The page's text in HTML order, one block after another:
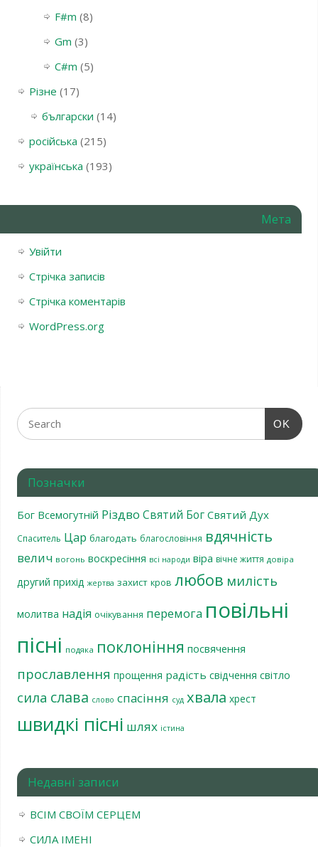
F#m (8)
Gm (3)
С#m (5)
Різне (17)
български (14)
російська (215)
українська (193)
Мета
Увійти
Стрічка записів
Стрічка коментарів
WordPress.org
OK
Позначки
Бог Всемогутній Різдво Святий Бог Святий Дух
Спаситель Цар благодать благословіння вдячність
велич вогонь воскресіння всі народи віра вічне життя довіра
другий прихід жертва захист кров любов милість
молитва надія очікування перемога повільні
пісні подяка поклоніння посвячення
прославлення прощення радість свідчення світло
сила слава слово спасіння суд хвала хрест
швидкі пісні шлях істина
Недавні записи
ВСІМ СВОЇМ СЕРЦЕМ
СИЛА ІМЕНІ